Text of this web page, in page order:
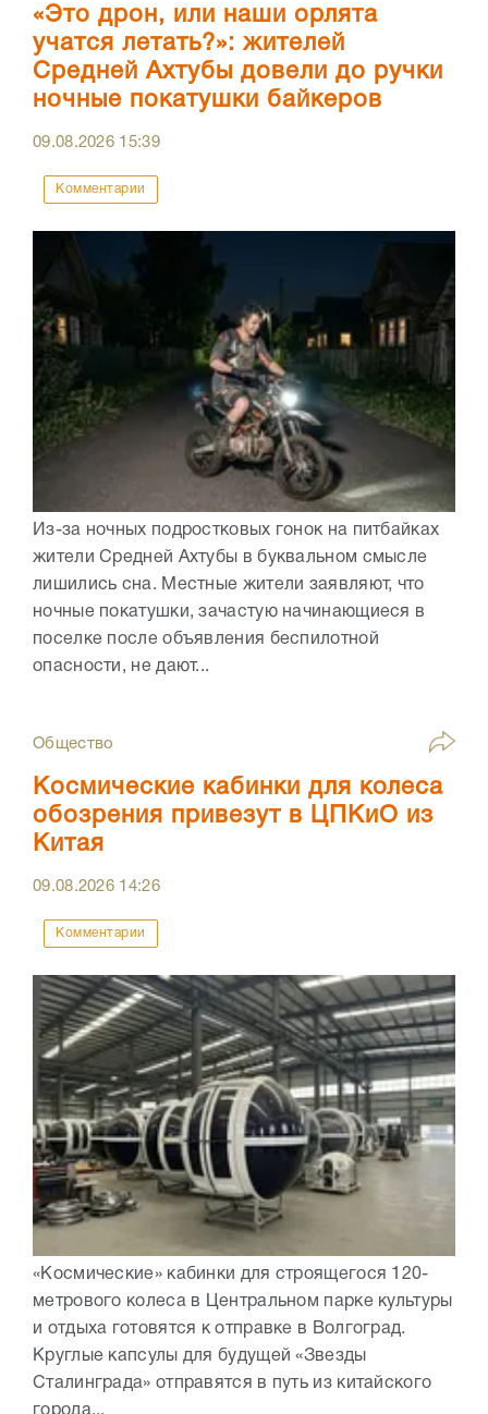
«Это дрон, или наши орлята
учатся летать?»: жителей
Средней Ахтубы довели до ручки
ночные покатушки байкеров
09.08.2026 15:39
Комментарии
Из-за ночных подростковых гонок на питбайках
жители Средней Ахтубы в буквальном смысле
лишились сна. Местные жители заявляют, что
ночные покатушки, зачастую начинающиеся в
поселке после объявления беспилотной
опасности, не дают...
Общество
Космические кабинки для колеса
обозрения привезут в ЦПКиО из
Китая
09.08.2026 14:26
Комментарии
«Космические» кабинки для строящегося 120-
метрового колеса в Центральном парке культуры
и отдыха готовятся к отправке в Волгоград.
Круглые капсулы для будущей «Звезды
Сталинграда» отправятся в путь из китайского